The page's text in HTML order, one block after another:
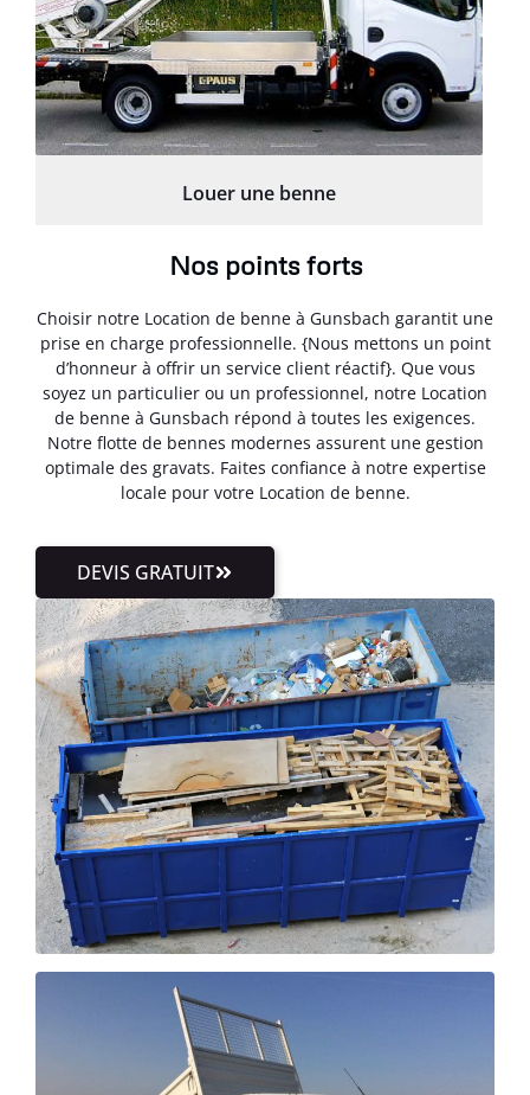
Louer une benne
Nos points forts
Choisir notre Location de benne à Gunsbach garantit une
prise en charge professionnelle. {Nous mettons un point
d’honneur à offrir un service client réactif}. Que vous
soyez un particulier ou un professionnel, notre Location
de benne à Gunsbach répond à toutes les exigences.
Notre flotte de bennes modernes assurent une gestion
optimale des gravats. Faites confiance à notre expertise
locale pour votre Location de benne.
DEVIS GRATUIT